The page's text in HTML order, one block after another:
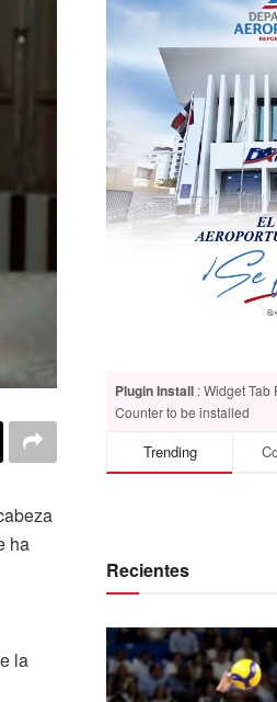
ha
la
Plugin Install : Widget Tab
Counter to be installed
Trending
Recientes